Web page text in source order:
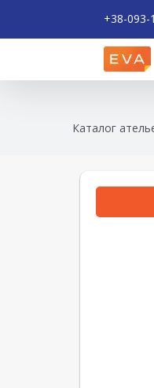
+38-093-
Каталог